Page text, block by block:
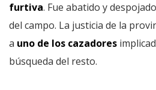
furtiva. Fue abatido y
del campo. La justicia de la
a uno de los cazadores
búsqueda del resto.